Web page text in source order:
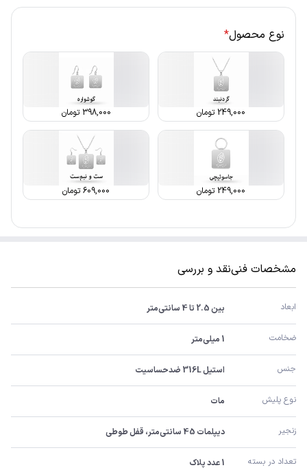
نوع محصول*
249,000 تومان 398,000 تومان
249,000 تومان 609,000تومان
مشخصات فنینقد و بررسی
ابعاد بین 2.5 تا 4 سانتی‌متر
ضخامت 1 میلی‌متر
جنس استیل 316L ضدحساسیت
نوع پلیش مات
زنجیر دیپلمات 45 سانتی‌متر، قفل طوطی
تعداد در بسته 1 عدد پلاک